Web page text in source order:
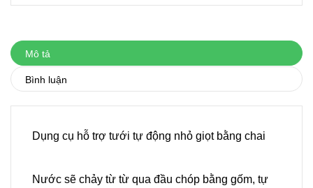
Mô tả
Bình luận
Dụng cụ hỗ trợ tưới tự động nhỏ giọt bằng chai
Nước sẽ chảy từ từ qua đầu chóp bằng gốm, tự